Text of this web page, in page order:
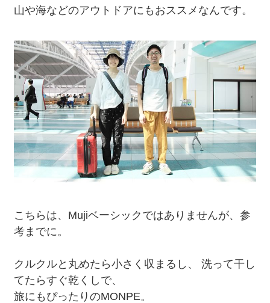
山や海などのアウトドアにもおススメなんです。
こちらは、Mujiベーシックではありませんが、参
考までに。
クルクルと丸めたら小さく収まるし、 洗って干し
てたらすぐ乾くしで、
旅にもぴったりのMONPE。